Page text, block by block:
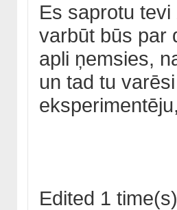
Es saprotu
varbūt būs par
apli ņemsies,
un tad tu
Edited 1